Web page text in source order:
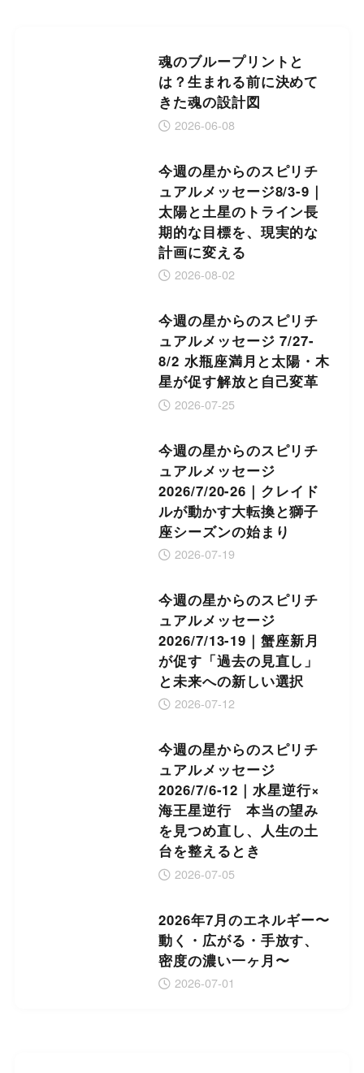
魂のブループリントと
は？生まれる前に決めて
きた魂の設計図
2026-06-08
今週の星からのスピリチ
ュアルメッセージ8/3-9｜
太陽と土星のトライン長
期的な目標を、現実的な
計画に変える
2026-08-02
今週の星からのスピリチ
ュアルメッセージ 7/27-
8/2 水瓶座満月と太陽・木
星が促す解放と自己変革
2026-07-25
今週の星からのスピリチ
ュアルメッセージ
2026/7/20-26｜クレイド
ルが動かす大転換と獅子
座シーズンの始まり
2026-07-19
今週の星からのスピリチ
ュアルメッセージ
2026/7/13-19｜蟹座新月
が促す「過去の見直し」
と未来への新しい選択
2026-07-12
今週の星からのスピリチ
ュアルメッセージ
2026/7/6-12｜水星逆行×
海王星逆行 本当の望み
を見つめ直し、人生の土
台を整えるとき
2026-07-05
2026年7月のエネルギー〜
動く・広がる・手放す、
密度の濃い一ヶ月〜
2026-07-01